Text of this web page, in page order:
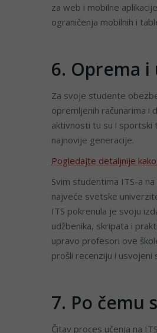
za web i mobilne
ograničenja mobilnih i
6. Oprema
Za svoje studente
opremljenih računarima i
aktivnosti tu su i sportski
najnovije generacije.
Pogledajte detaljnije
Svim studentima ITS-a
najveće svetske
ITS pokrenula je svoju
udžbenika, skripata i
upravo profesori ove
prošli recenziju i
7. Po čemu
Čitav proces učenja na